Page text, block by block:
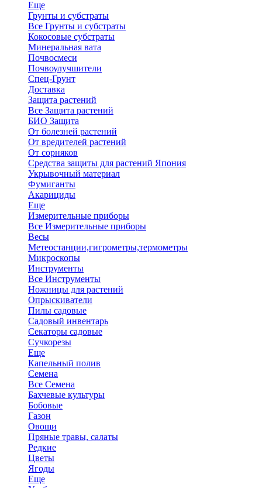
Еще
Грунты и субстраты
Все Грунты и субстраты
Кокосовые субстраты
Минеральная вата
Почвосмеси
Почвоулучшители
Спец-Грунт
Доставка
Защита растений
Все Защита растений
БИО Защита
От болезней растений
От вредителей растений
От сорняков
Средства защиты для растений Япония
Укрывочный материал
Фумиганты
Акарициды
Еще
Измерительные приборы
Все Измерительные приборы
Весы
Метеостанции,гигрометры,термометры
Микроскопы
Инструменты
Все Инструменты
Ножницы для растений
Опрыскиватели
Пилы садовые
Садовый инвентарь
Секаторы садовые
Сучкорезы
Еще
Капельный полив
Семена
Все Семена
Бахчевые культуры
Бобовые
Газон
Овощи
Пряные травы, салаты
Редкие
Цветы
Ягоды
Еще